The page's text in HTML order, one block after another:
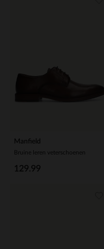
Manfield
Bruine leren veterschoenen
129.99